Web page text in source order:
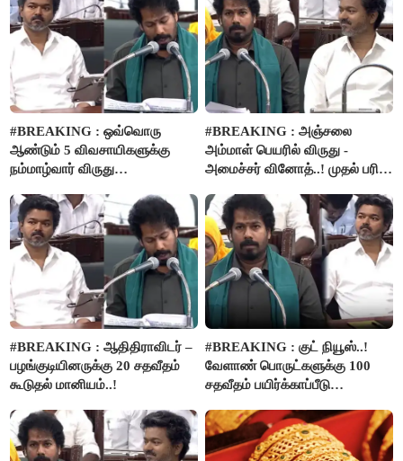
#BREAKING : ஒவ்வொரு
ஆண்டும் 5 விவசாயிகளுக்கு
நம்மாழ்வார் விருது
#BREAKING : அஞ்சலை
அம்மாள் பெயரில் விருது -
அமைச்சர் வினோத்..! முதல் பரிசு
#BREAKING : ஆதிதிராவிடர் –
பழங்குடியினருக்கு 20 சதவீதம்
கூடுதல் மானியம்..!
#BREAKING : குட் நியூஸ்..!
வேளாண் பொருட்களுக்கு 100
சதவீதம் பயிர்க்காப்பீடு
வினோத்..!